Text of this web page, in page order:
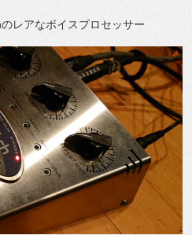
レアなボイスプロセッサー